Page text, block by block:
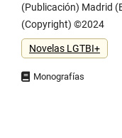
(Publicación) Madrid
(Copyright) ©2024
Género
Novelas LGTBI+